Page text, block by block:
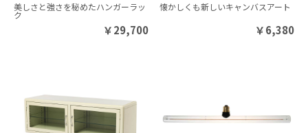
美しさと強さを秘めたハンガーラッ
ク
￥29,700
懐かしくも新しいキャンバスアート
￥6,380